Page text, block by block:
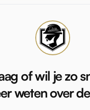
of wil je zo
weten over